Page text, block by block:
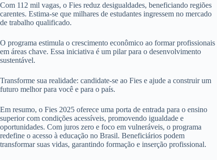
Com 112 mil vagas, o Fies reduz desigualdades, beneficiando regiões
carentes. Estima-se que milhares de estudantes ingressem no mercado
de trabalho qualificado.
O programa estimula o crescimento econômico ao formar profissionais
em áreas chave. Essa iniciativa é um pilar para o desenvolvimento
sustentável.
Transforme sua realidade: candidate-se ao Fies e ajude a construir um
futuro melhor para você e para o país.
Em resumo, o Fies 2025 oferece uma porta de entrada para o ensino
superior com condições acessíveis, promovendo igualdade e
oportunidades. Com juros zero e foco em vulneráveis, o programa
redefine o acesso à educação no Brasil. Beneficiários podem
transformar suas vidas, garantindo formação e inserção profissional.